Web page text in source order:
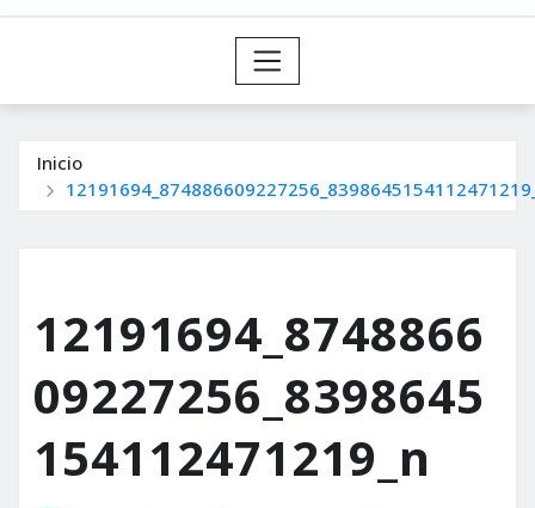
Inicio
12191694_8748866
09227256_8398645
154112471219_n